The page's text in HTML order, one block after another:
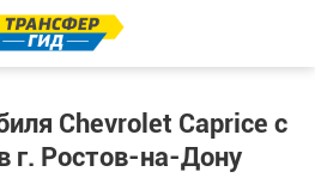
Chevrolet Caprice с
г. Ростов-на-Дону